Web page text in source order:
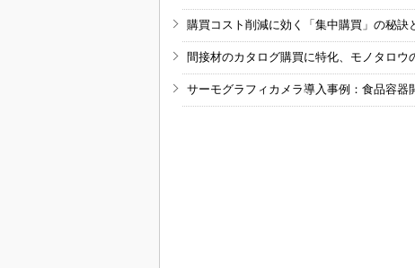
購買コスト削減に効く「集中購買」の秘訣
間接材のカタログ購買に特化、モノタロウ
サーモグラフィカメラ導入事例：食品容